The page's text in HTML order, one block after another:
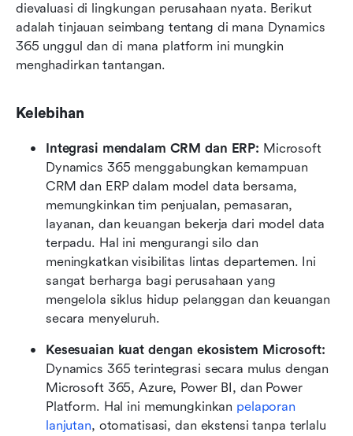
dievaluasi di lingkungan perusahaan nyata. Berikut
adalah tinjauan seimbang tentang di mana Dynamics
365 unggul dan di mana platform ini mungkin
menghadirkan tantangan.
Kelebihan
Integrasi mendalam CRM dan ERP: Microsoft
Dynamics 365 menggabungkan kemampuan
CRM dan ERP dalam model data bersama,
memungkinkan tim penjualan, pemasaran,
layanan, dan keuangan bekerja dari model data
terpadu. Hal ini mengurangi silo dan
meningkatkan visibilitas lintas departemen. Ini
sangat berharga bagi perusahaan yang
mengelola siklus hidup pelanggan dan keuangan
secara menyeluruh.
Dynamics 365 terintegrasi secara mulus dengan
Microsoft 365, Azure, Power BI, dan Power
Platform. Hal ini memungkinkan pelaporan
lanjutan, otomatisasi, dan ekstensi tanpa terlalu